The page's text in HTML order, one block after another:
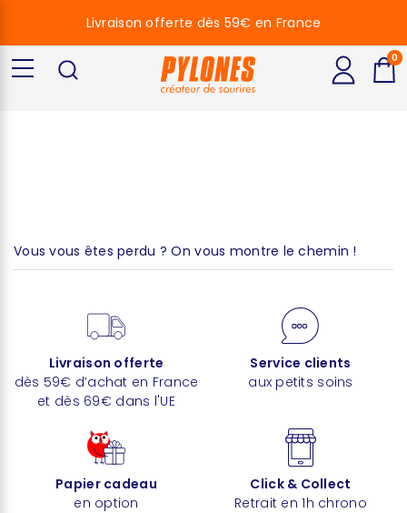
Vous vous êtes perdu ? On vous montre le chemin !
Livraison offerte
dès 59€ d’achat en France
et dès 69€ dans l'UE
Service clients
aux petits soins
Papier cadeau
en option
Click & Collect
Retrait en 1h chrono
Livraison offerte dès 59€ en France
0